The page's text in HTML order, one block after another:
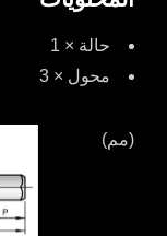
حالة × 1
محول × 3
(مم)